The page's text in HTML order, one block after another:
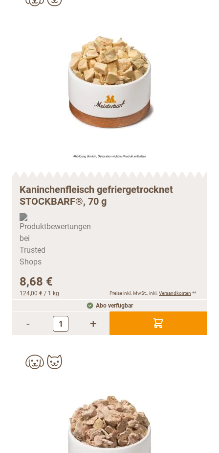
Kaninchenfleisch gefriergetrocknet
STOCKBARF®, 70 g
8,68 €
124,00 € / 1 kg Preise inkl. MwSt., inkl. Versandkosten **
Abo verfügbar
- +